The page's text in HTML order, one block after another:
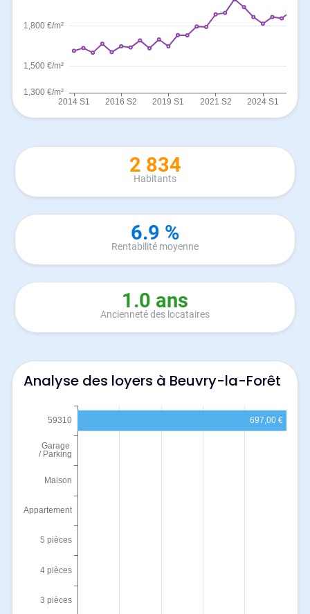
2 834
Habitants
6.9 %
Rentabilité moyenne
1.0 ans
Ancienneté des locataires
Analyse des loyers à Beuvry-la-Forêt